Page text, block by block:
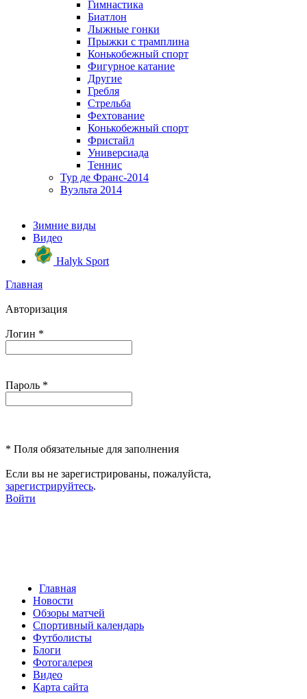
Гимнастика
Биатлон
Лыжные гонки
Прыжки с трамплина
Конькобежный спорт
Фигурное катание
Другие
Гребля
Стрельба
Фехтование
Конькобежный спорт
Фристайл
Универсиада
Теннис
Тур де Франс-2014
Вуэльта 2014
Зимние виды
Видео
Halyk Sport
Главная
Авторизация
Логин *
Пароль *
* Поля обязательные для заполнения
Если вы не зарегистрированы, пожалуйста,
зарегистрируйтесь.
Войти
Главная
Новости
Обзоры матчей
Спортивный календарь
Футболисты
Блоги
Фотогалерея
Видео
Карта сайта